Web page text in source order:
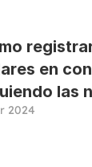
en
las
2024